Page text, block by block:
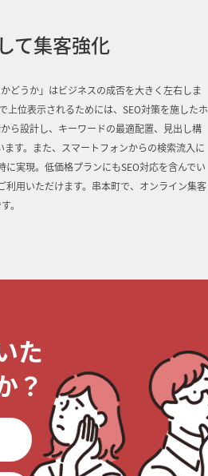
て集客強化
どうか」はビジネスの成否を大きく左右しま
上位表示されるためには、SEO対策を施したホ
ら設計し、キーワードの最適配置、見出し構
す。また、スマートフォンからの検索流入に
実現。低価格プランにもSEO対応を含んでい
用いただけます。串本町で、オンライン集客
。
た
？